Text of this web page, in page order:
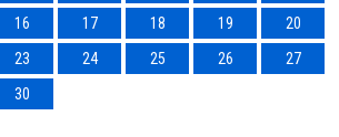
16 17 18 19
20
23 24 25 26
27
30